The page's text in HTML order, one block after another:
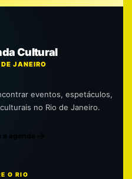
Cultural
DE JANEIRO
eventos, espetáculos,
no Rio de Janeiro.
agenda
O RIO